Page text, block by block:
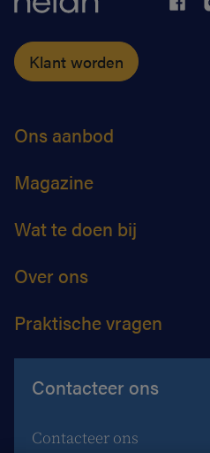
Klant worden
Ons aanbod
Magazine
Wat te doen bij
Over ons
Praktische vragen
Contacteer ons
Contacteer ons